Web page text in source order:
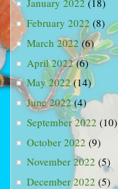
January 2022 (18)
February 2022 (8)
March 2022(6)
April 2022(6)
May 2022(14)
June 2022(4)
September 2022 (10)
October 2022 (9)
November 2022 (5)
December 2022 (5)